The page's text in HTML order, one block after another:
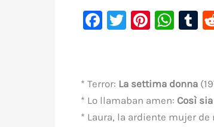
F
e
b
o
T
te
r
Pi
e
st
W
s
A
p
T
bl
r
* Terror: La settima donna
* Lo llamaban amen: Così sia
* Laura, la ardiente mujer de